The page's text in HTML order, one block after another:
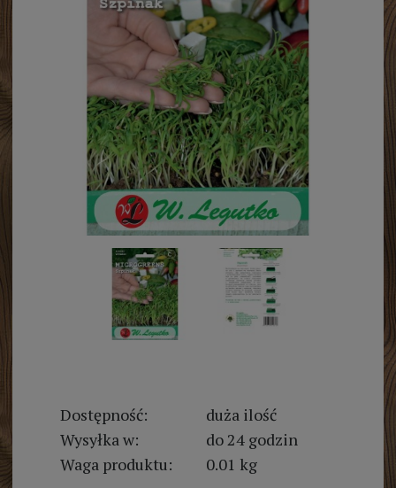
Dostępność:
duża ilość
Wysyłka w:
do 24 godzin
Waga produktu:
0.01 kg